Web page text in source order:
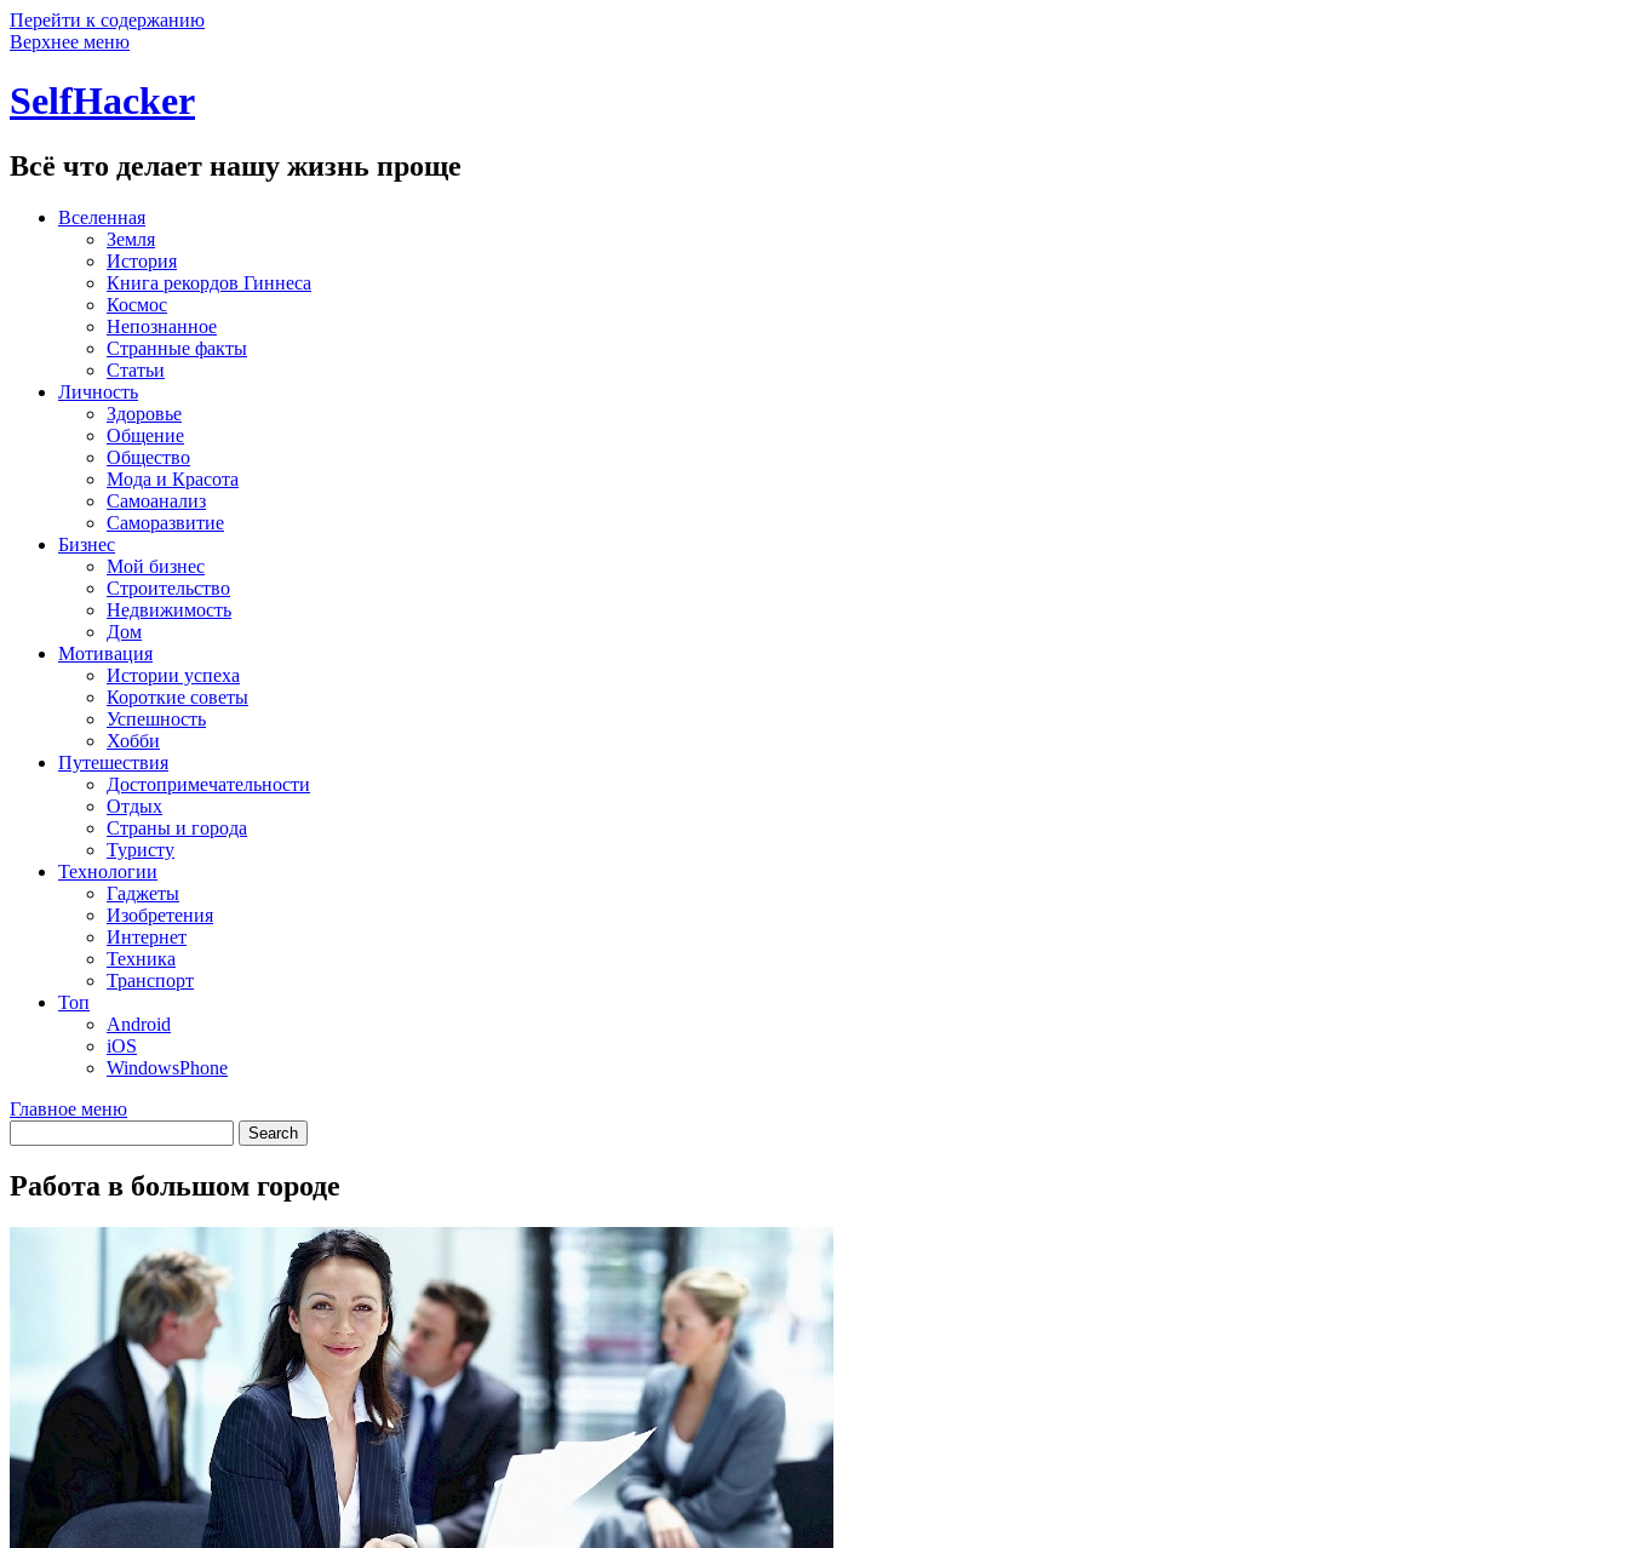
Перейти к содержанию
Верхнее меню
SelfHacker
Всё что делает нашу жизнь проще
Вселенная
Земля
История
Книга рекордов Гиннеса
Космос
Непознанное
Странные факты
Статьи
Личность
Здоровье
Общение
Общество
Мода и Красота
Самоанализ
Саморазвитие
Бизнес
Мой бизнес
Строительство
Недвижимость
Дом
Мотивация
Истории успеха
Короткие советы
Успешность
Хобби
Путешествия
Достопримечательности
Отдых
Страны и города
Туристу
Технологии
Гаджеты
Изобретения
Интернет
Техника
Транспорт
Топ
Android
iOS
WindowsPhone
Главное меню
Работа в большом городе